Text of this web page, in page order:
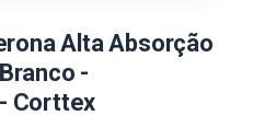
Alta Absorção
-
Corttex